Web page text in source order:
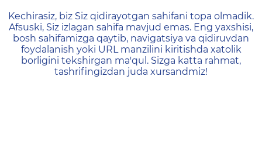
404 — Страница не
Kechirasiz, biz Siz qidirayotgan sahifani topa olmadik.
Afsuski, Siz izlagan sahifa mavjud emas. Eng yaxshisi,
bosh sahifamizga qaytib, navigatsiya va qidiruvdan
foydalanish yoki URL manzilini kiritishda xatolik
borligini tekshirgan ma'qul. Sizga katta rahmat,
tashrifingizdan juda xursandmiz!